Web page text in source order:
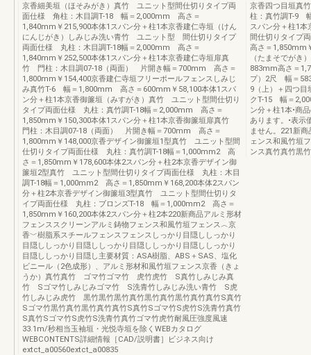
京香細美垣（ほそみがき）真竹 ユニット型間仕切りタイプ両
面仕様 角柱：木目調T-18 幅＝2,000mm 高さ＝
1,840mm￥215,900本体1スパン分＋柱1本京香建仁寺垣（けん
にんじがき）しみじみ洗い青竹 ユニット型 間仕切りタイプ
両面仕様 丸柱：木目調T-18幅＝2,000mm 高さ＝
1,840mm￥252,500本体1スパン分＋柱1本京香建仁寺垣扉真
竹 門柱：木目調07-18（両面） 片開き幅＝700mm 高さ＝
1,800mm￥154,400京香建仁寺垣フリーポールフェンスしみじ
み真竹T-6 幅＝1,800mm 高さ＝600mm￥58,100本体1スパ
ン分＋柱1本京香御簾垣（みすがき）真竹 ユニット型間仕切り
タイプ両面仕様 丸柱：真竹調T-18幅＝2,000mm 高さ＝
1,850mm￥150,300本体1スパン分＋柱1本京香御簾垣扉真竹
門柱：木目調07-18（両面） 片開き幅＝700mm 高さ＝
1,800mm￥148,000京香デザイン御簾垣1型真竹 ユニット型間
仕切りタイプ両面仕様 丸柱：真竹調T-18幅＝1,000mm2 高
さ＝1,850mm￥178,600本体2スパン分＋柱2本京香デザイン御
簾垣2型真竹 ユニット型間仕切りタイプ両面仕様 丸柱：木目
調T-18幅＝1,000mm2 高さ＝1,850mm￥168,200本体2スパン
分＋柱2本京香デザイン御簾垣3型真竹 ユニット型間仕切りタ
イプ両面仕様 丸柱：ブロンズT-18 幅＝1,000mm2 高さ＝
1,850mm￥160,200本体2スパン分＋柱2本220新商品アルミ形材
フェンススクリーンアルミ鋳物フェンス和風竹垣フェンス︿京
香﹀樹脂系スチールフェンスフェンスしっかり目隠ししっかり
目隠ししっかり目隠ししっかり目隠ししっかり目隠ししっかり
目隠ししっかり目隠し主要材質：ASA樹脂、ABS＋SAS、塩化
ビニール（2色成形）、アルミ形材和風竹垣フェンス京香（きょ
うか）真竹真竹 ゴマ竹ゴマ竹 虎竹虎竹 S真竹しみじみ真
竹 Sゴマ竹しみじみゴマ竹 S洗青竹しみじみ洗い青竹 S虎
竹しみじみ虎竹 黒竹黒竹黒竹真竹黒竹真竹黒竹真竹真竹S真竹
Sゴマ竹黒竹真竹黒竹真竹真竹S真竹Sゴマ竹S虎竹S洗青竹真竹
S真竹Sゴマ竹S虎竹S洗青竹真竹ゴマ竹虎竹耐風圧強度風速
33.1m/秒相当玉袖垣・光悦寺垣を除くWEBカタログ
WEBCONTENTS詳細情報［CAD/説明書］ビジネス向け
extct_a00560extct_a00835
京香四つ目垣真
柱：真竹調T-9
スパン分＋柱1
間仕切りタイ
高さ＝1,850mm
（たまそでが
883mm高さ＝
プ）2尺 幅＝
9（上）＋四つ
クT-15 幅＝
ン分＋柱1本•商
あります。•表示
ません。221新
ェンス和風竹垣
ンス真竹真竹黒